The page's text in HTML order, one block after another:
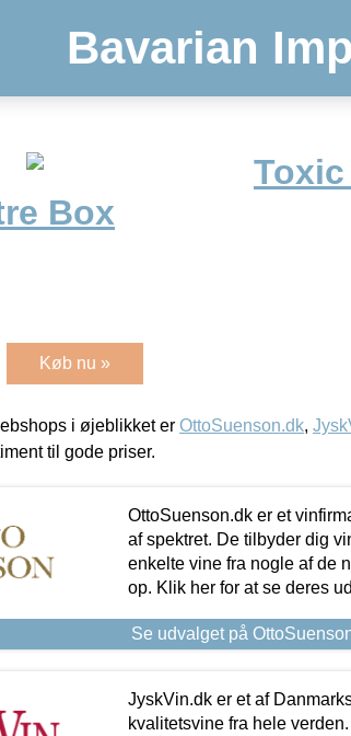
Bavarian
Toxic
Box
Køb nu »
i øjeblikket er OttoSuenson.dk,
til gode priser.
OttoSuenson.dk er et
af spektret. De tilbyder dig
enkelte vine fra nogle af de
op. Klik her for at se deres
Se udvalget på
JyskVin.dk er et af
kvalitetsvine fra hele